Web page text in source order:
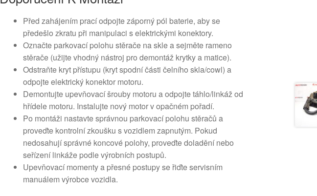
Před zahájením prací odpojte záporný pól baterie, aby se
předešlo zkratu při manipulaci s elektrickými konektory.
Označte parkovací polohu stěrače na skle a sejměte rameno
stěrače (užijte vhodný nástroj pro demontáž krytky a matice).
Odstraňte kryt přístupu (kryt spodní části čelního skla/cowl) a
odpojte elektrický konektor motoru.
Demontujte upevňovací šrouby motoru a odpojte táhlo/linkáž od
hřídele motoru. Instalujte nový motor v opačném pořadí.
Po montáži nastavte správnou parkovací polohu stěračů a
proveďte kontrolní zkoušku s vozidlem zapnutým. Pokud
nedosahují správné koncové polohy, proveďte doladění nebo
seřízení linkáže podle výrobních postupů.
Upevňovací momenty a přesné postupy se řiďte servisním
manuálem výrobce vozidla.